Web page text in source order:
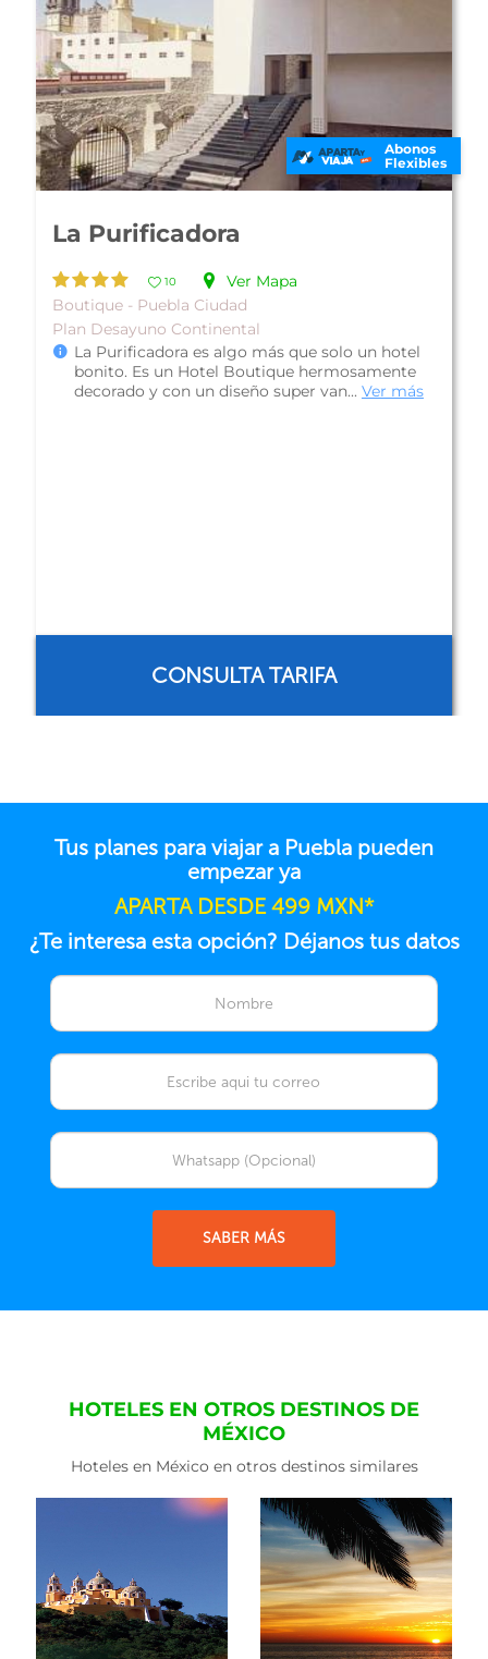
Abonos
Flexibles
Hotel Misión Express Plus
10
Ver Mapa
Familiar - Puebla Ciudad
Hotel Misión Express Plus Puebla Angelópolis,
se encuentra a unos pocos minutos caminando
de la plaza comercial Angelopóli...Ver más
CONSULTA TARIFA
Tus planes para viajar a Puebla pueden
empezar ya
APARTA DESDE 499 MXN*
¿Te interesa esta opción? Déjanos tus datos
SABER MÁS
HOTELES EN OTROS DESTINOS DE
MÉXICO
Hoteles en México en otros destinos similares